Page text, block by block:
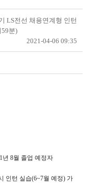
LS전선 채용연계형 인턴
59분)
2021-04-06 09:35
년 8월 졸업 예정자
인턴 실습(6~7월 예정) 가